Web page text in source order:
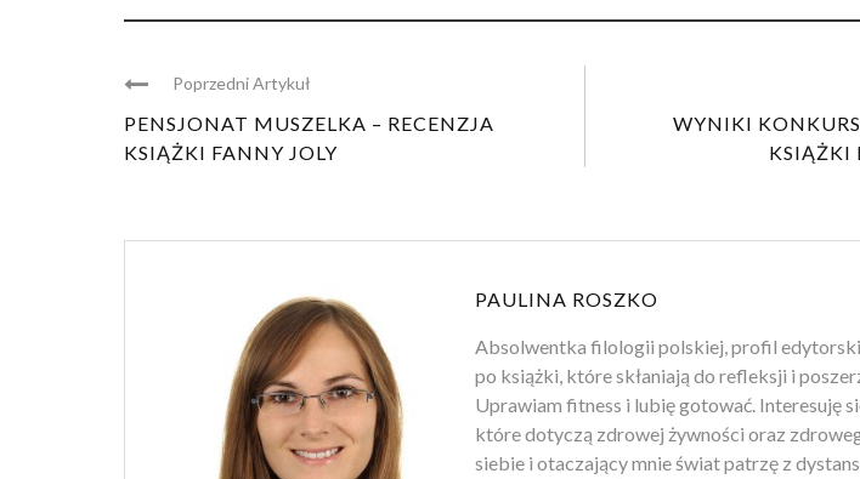
Poprzedni Artykuł
PENSJONAT MUSZELKA – RECENZJA
KSIĄŻKI FANNY JOLY
WYNIKI
KSIĄŻKI
PAULINA ROSZKO
Absolwentka filologii polskiej, profil
po książki, które skłaniają do refleksji i
Uprawiam fitness i lubię gotować. Interesuję
które dotyczą zdrowej żywności oraz
siebie i otaczający mnie świat patrzę z